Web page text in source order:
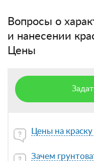
Вопросы о
и нанесении
Цены
Цены на
Зачем